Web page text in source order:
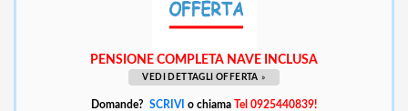
PENSIONE COMPLETA NAVE INCLUSA
VEDI DETTAGLI OFFERTA »
Domande? SCRIVI o chiama Tel 0925440839!